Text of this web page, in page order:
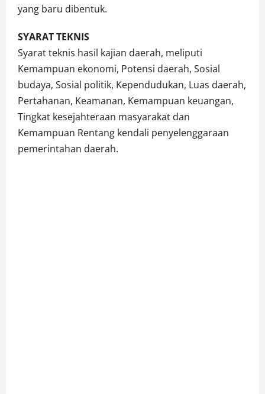
yang baru dibentuk.
SYARAT TEKNIS
Syarat teknis hasil kajian daerah, meliputi
Kemampuan ekonomi, Potensi daerah, Sosial
budaya, Sosial politik, Kependudukan, Luas daerah,
Pertahanan, Keamanan, Kemampuan keuangan,
Tingkat kesejahteraan masyarakat dan
Kemampuan Rentang kendali penyelenggaraan
pemerintahan daerah.